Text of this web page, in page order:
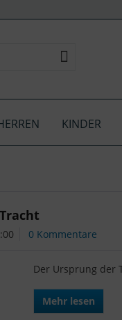
KINDER
0 Kommentare
Der Ursprung der
Mehr lesen